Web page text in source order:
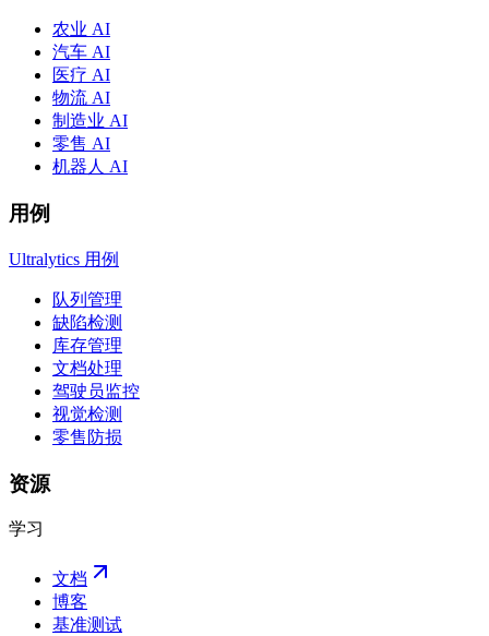
农业 AI
汽车 AI
医疗 AI
物流 AI
制造业 AI
零售 AI
机器人 AI
用例
Ultralytics 用例
队列管理
缺陷检测
库存管理
文档处理
驾驶员监控
视觉检测
零售防损
资源
学习
文档
博客
基准测试